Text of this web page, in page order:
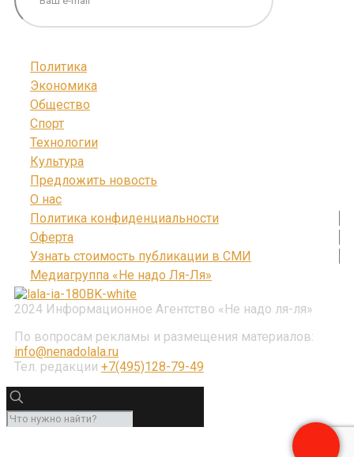
Политика
Экономика
Общество
Спорт
Технологии
Культура
Предложить новость
О нас
2024 Информационное Агентство «Не надо ля-ля»
По вопросам рекламы и размещения материалов:
info@nenadolala.ru
Тел. редакции +7(495)128-79-49
Политика конфиденциальности
Оферта
Узнать стоимость публикации в СМИ
Медиагруппа «Не надо Ля-Ля»